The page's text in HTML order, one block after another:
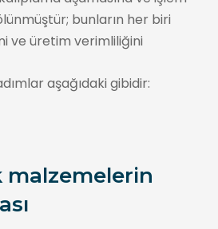
bunların her biri
ve üretim verimliliğini
aşağıdaki gibidir:
malzemelerin